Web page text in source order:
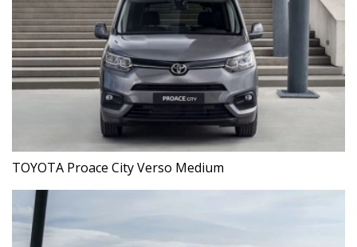
TOYOTA Proace City Verso Medium